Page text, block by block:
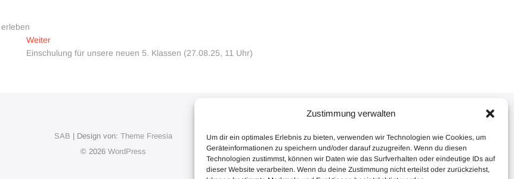
Zustimmung verwalten
Um dir ein optimales Erlebnis zu bieten, verwenden wir Technologien wie Cookies, um
Geräteinformationen zu speichern und/oder darauf zuzugreifen. Wenn du diesen
Technologien zustimmst, können wir Daten wie das Surfverhalten oder eindeutige IDs auf
dieser Website verarbeiten. Wenn du deine Zustimmung nicht erteilst oder zurückziehst,
WeiterNächster
Beitrag:
Einschulung für unsere neuen 5. Klassen (27.08.25, 11 Uhr)
SAB | Design von: Theme Freesia
© 2026 WordPress